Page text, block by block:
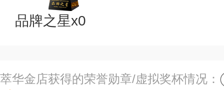
品牌之星x0
萃华金店获得的荣誉勋章/虚拟奖杯情况：